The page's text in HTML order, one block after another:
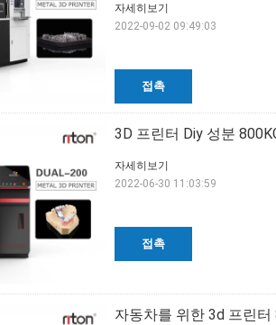
접촉
자세히보기
2022-09-02 09:49:03
3D 프린터 Diy 성분
접촉
자세히보기
2022-06-30 11:03:59
자동차를 위한 3d 프린